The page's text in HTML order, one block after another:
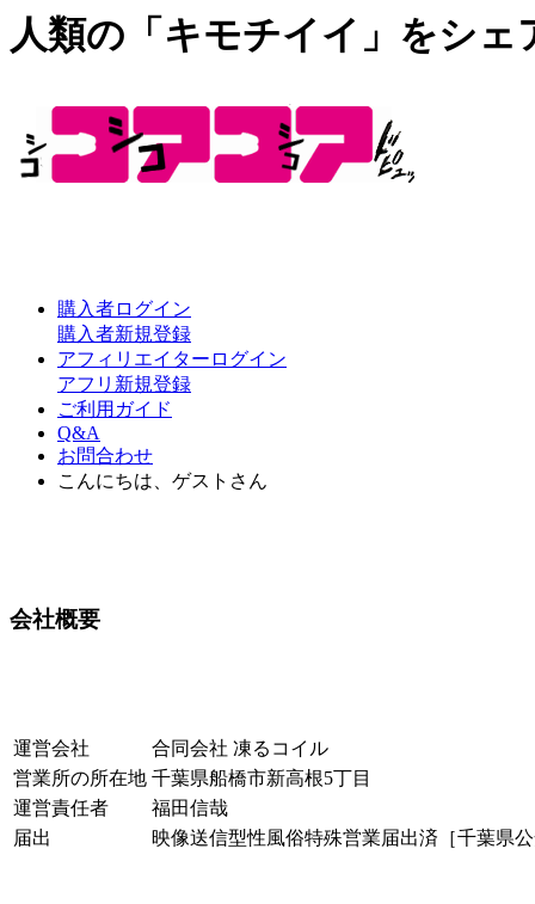
人類の「キモチイイ」をシェ
購入者ログイン
購入者新規登録
アフィリエイターログイン
アフリ新規登録
ご利用ガイド
Q&A
お問合わせ
こんにちは、ゲストさん
会社概要
運営会社
合同会社 凍るコイル
営業所の所在地 千葉県船橋市新高根5丁目
運営責任者
福田信哉
届出
映像送信型性風俗特殊営業届出済［千葉県